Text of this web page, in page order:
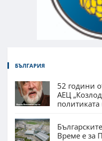
БЪЛГАРИЯ
52 години
АЕЦ
Време е за